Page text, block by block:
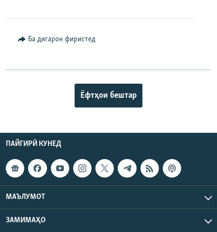
Ба дигарон фиристед
Ёфтҳои бештар
ПАЙГИРӢ КУНЕД
МАЪЛУМОТ
ЗАМИМАҲО